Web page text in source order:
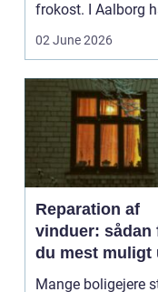
frokost. I Aalborg
den klassiske spis...
02 June 2026
Reparation af
vinduer: sådan
du mest muligt
af dine gamle
Mange boligejere